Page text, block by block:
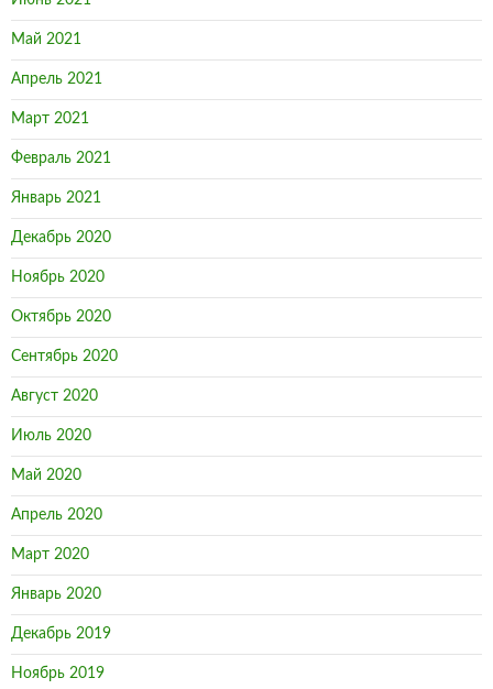
Май 2021
Апрель 2021
Март 2021
Февраль 2021
Январь 2021
Декабрь 2020
Ноябрь 2020
Октябрь 2020
Сентябрь 2020
Август 2020
Июль 2020
Май 2020
Апрель 2020
Март 2020
Январь 2020
Декабрь 2019
Ноябрь 2019